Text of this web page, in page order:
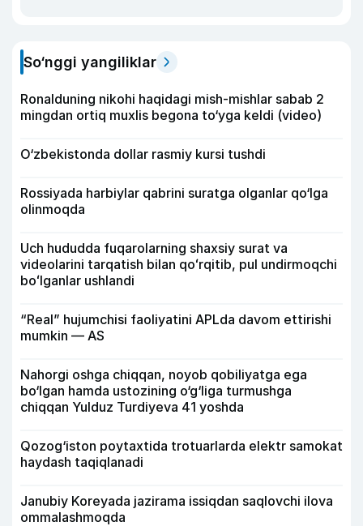
So‘nggi yangiliklar
Ronalduning nikohi haqidagi mish-mishlar sabab 2
mingdan ortiq muxlis begona to‘yga keldi (video)
O‘zbekistonda dollar rasmiy kursi tushdi
Rossiyada harbiylar qabrini suratga olganlar qo‘lga
olinmoqda
Uch hududda fuqarolarning shaxsiy surat va
videolarini tarqatish bilan qoʻrqitib, pul undirmoqchi
boʻlganlar ushlandi
“Real” hujumchisi faoliyatini APLda davom ettirishi
mumkin — AS
Nahorgi oshga chiqqan, noyob qobiliyatga ega
bo‘lgan hamda ustozining o‘g‘liga turmushga
chiqqan Yulduz Turdiyeva 41 yoshda
Qozog‘iston poytaxtida trotuarlarda elektr samokat
haydash taqiqlanadi
Janubiy Koreyada jazirama issiqdan saqlovchi ilova
ommalashmoqda